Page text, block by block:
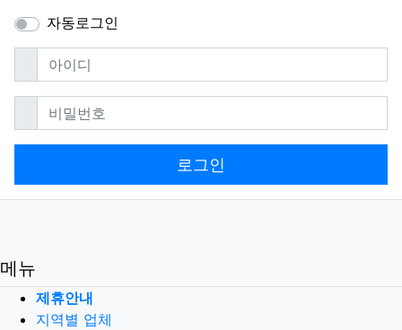
자동로그인
아이디필수
비밀번호필수
로그인
메뉴
제휴안내
지역별 업체